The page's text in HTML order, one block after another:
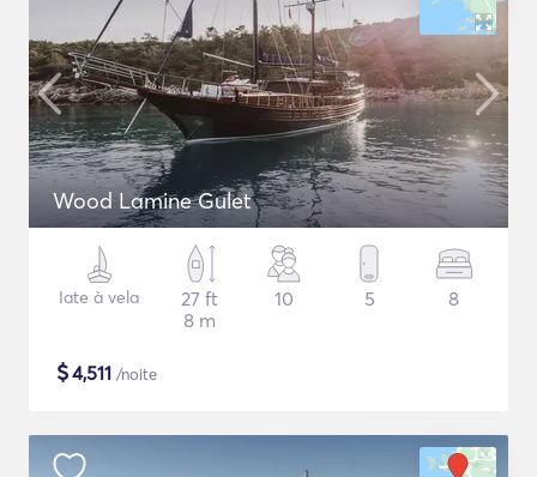
Wood Lamine Gulet
Iate à vela
27 ft
8 m
10 5 8
$4,511 /noite